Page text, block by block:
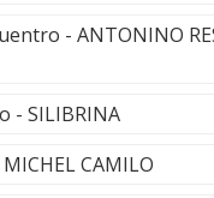
- ANTONINO
- SILIBRINA
CAMILO